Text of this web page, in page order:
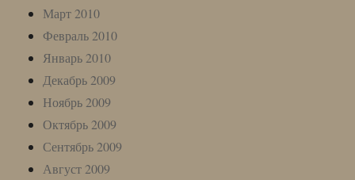
Март 2010
Февраль 2010
Январь 2010
Декабрь 2009
Ноябрь 2009
Октябрь 2009
Сентябрь 2009
Август 2009